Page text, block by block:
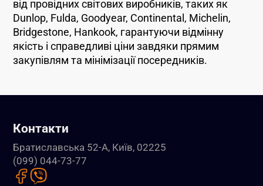
від провідних світових виробників, таких як
Dunlop, Fulda, Goodyear, Continental, Michelin,
Bridgestone, Hankook, гарантуючи відмінну
якість і справедливі ціни завдяки прямим
закупівлям та мінімізації посередників.
Контакти
Братиславська 52-А, Київ, 02225
(099) 044-73-77